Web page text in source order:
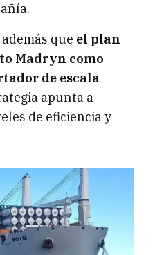
que el plan
Madryn como
de escala
apunta a
de eficiencia y